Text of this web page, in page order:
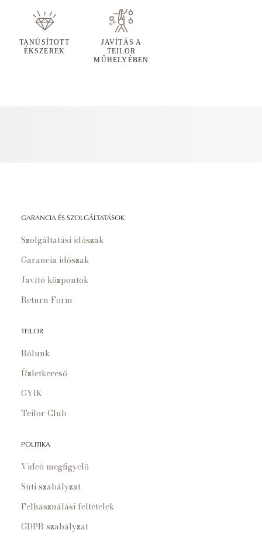
TANÚSÍTOTT
ÉKSZEREK
JAVÍTÁS A
TEILOR
MŰHELYÉBEN
GARANCIA ÉS SZOLGÁLTATÁSOK
Szolgáltatási időszak
Garancia időszak
Javító központok
Return Form
TEILOR
Rólunk
Üzletkereső
GYIK
Teilor Club
POLITIKA
Videó megfigyelő
Süti szabályzat
Felhasználási feltételek
GDPR szabályzat